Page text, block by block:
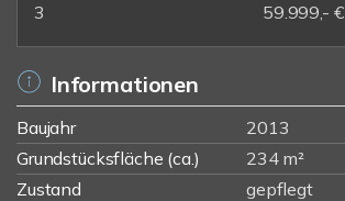
3
59.999,- €
Informationen
Baujahr
2013
Grundstücksfläche (ca.)
234 m²
Zustand
gepflegt